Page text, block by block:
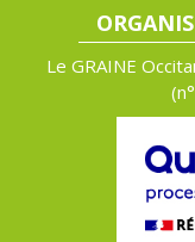
Le GRAINE
(n°